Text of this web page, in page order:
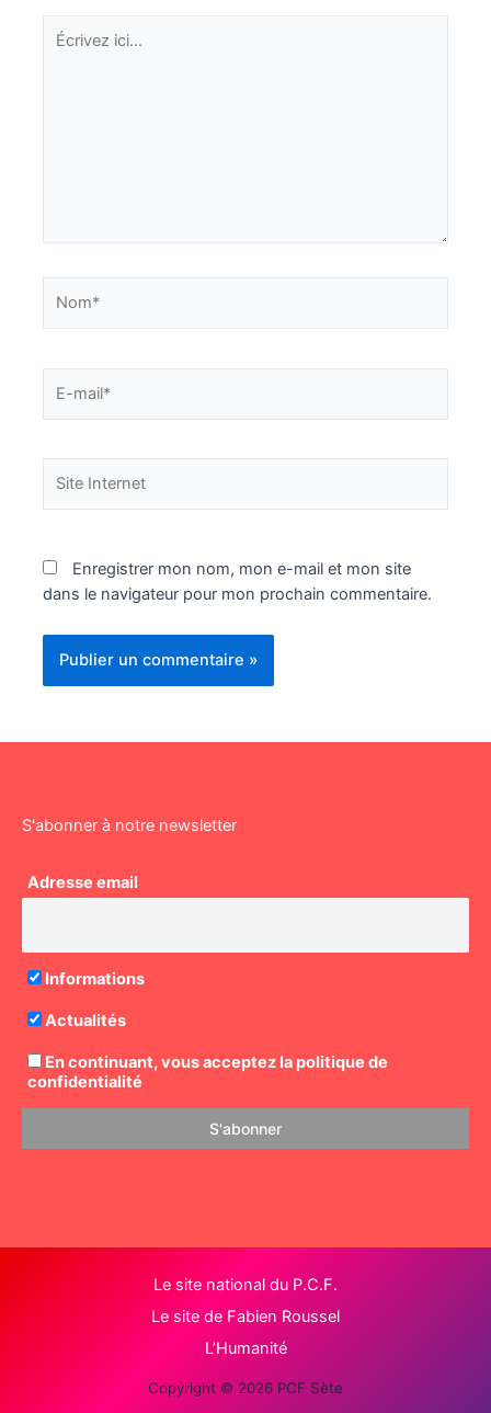
Écrivez
ici…
mail*
Internet
Enregistrer mon nom, mon e-mail et mon site
dans le navigateur pour mon prochain commentaire.
S'abonner à notre newsletter
Adresse email
Informations
Actualités
En continuant, vous acceptez la politique de
confidentialité
Le site national du P.C.F.
Le site de Fabien Roussel
L’Humanité
Copyright © 2026 PCF Sète